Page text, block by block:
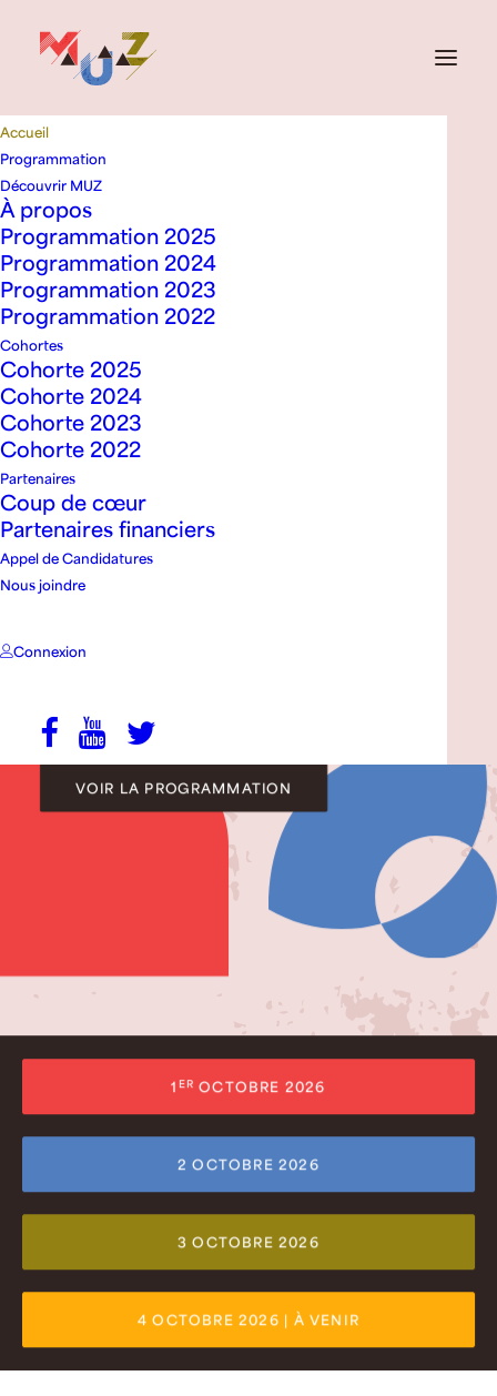
Accueil
Programmation
Découvrir MUZ
À propos
Programmation 2025
Programmation 2024
Programmation 2023
Programmation 2022
Cohortes
Cohorte 2025
Cohorte 2024
Cohorte 2023
Cohorte 2022
Partenaires
Coup de cœur
Partenaires financiers
Appel de Candidatures
Nous joindre
Connexion
16e édition
octobre 2026
Le rendez-vous
des musiques
métissées
Présenté par Vision Diversité
Découvrez les
artistes
de la 16e édition
VOIR LA PROGRAMMATION
1 ER OCTOBRE 2026
2 OCTOBRE 2026
3 OCTOBRE 2026
4 OCTOBRE 2026 | À VENIR